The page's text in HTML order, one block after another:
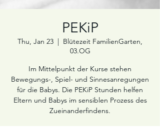
PEKiP
Thu, Jan 23
  |
Blütezeit FamilienGarten,
03.OG
Im Mittelpunkt der Kurse stehen
Bewegungs-, Spiel- und Sinnesanregungen
für die Babys. Die PEKiP Stunden helfen
Eltern und Babys im sensiblen Prozess des
Zueinanderfindens.